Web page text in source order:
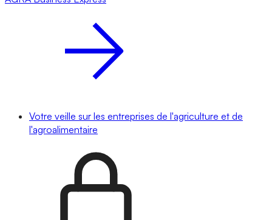
Votre veille sur les entreprises de l'agriculture et de
l'agroalimentaire